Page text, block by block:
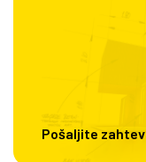
Pošaljite zahtev